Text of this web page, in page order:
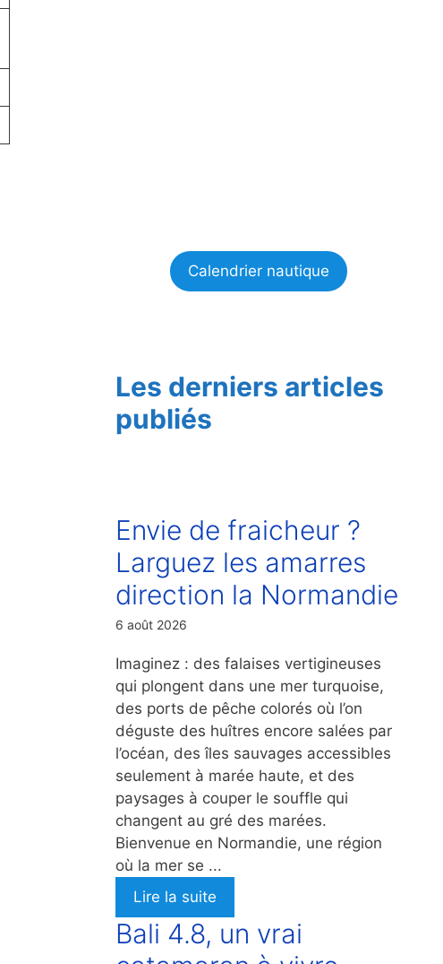
Calendrier nautique
Les derniers articles
publiés
Envie de fraicheur ?
Larguez les amarres
direction la Normandie
6 août 2026
Imaginez : des falaises vertigineuses
qui plongent dans une mer turquoise,
des ports de pêche colorés où l’on
déguste des huîtres encore salées par
l’océan, des îles sauvages accessibles
seulement à marée haute, et des
paysages à couper le souffle qui
changent au gré des marées.
Bienvenue en Normandie, une région
où la mer se ...
Lire la suite
Bali 4.8, un vrai